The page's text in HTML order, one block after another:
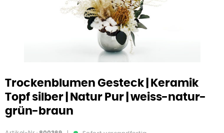
Trockenblumen Gesteck | Keramik
Topf silber | Natur Pur | weiss-natur-
grün-braun